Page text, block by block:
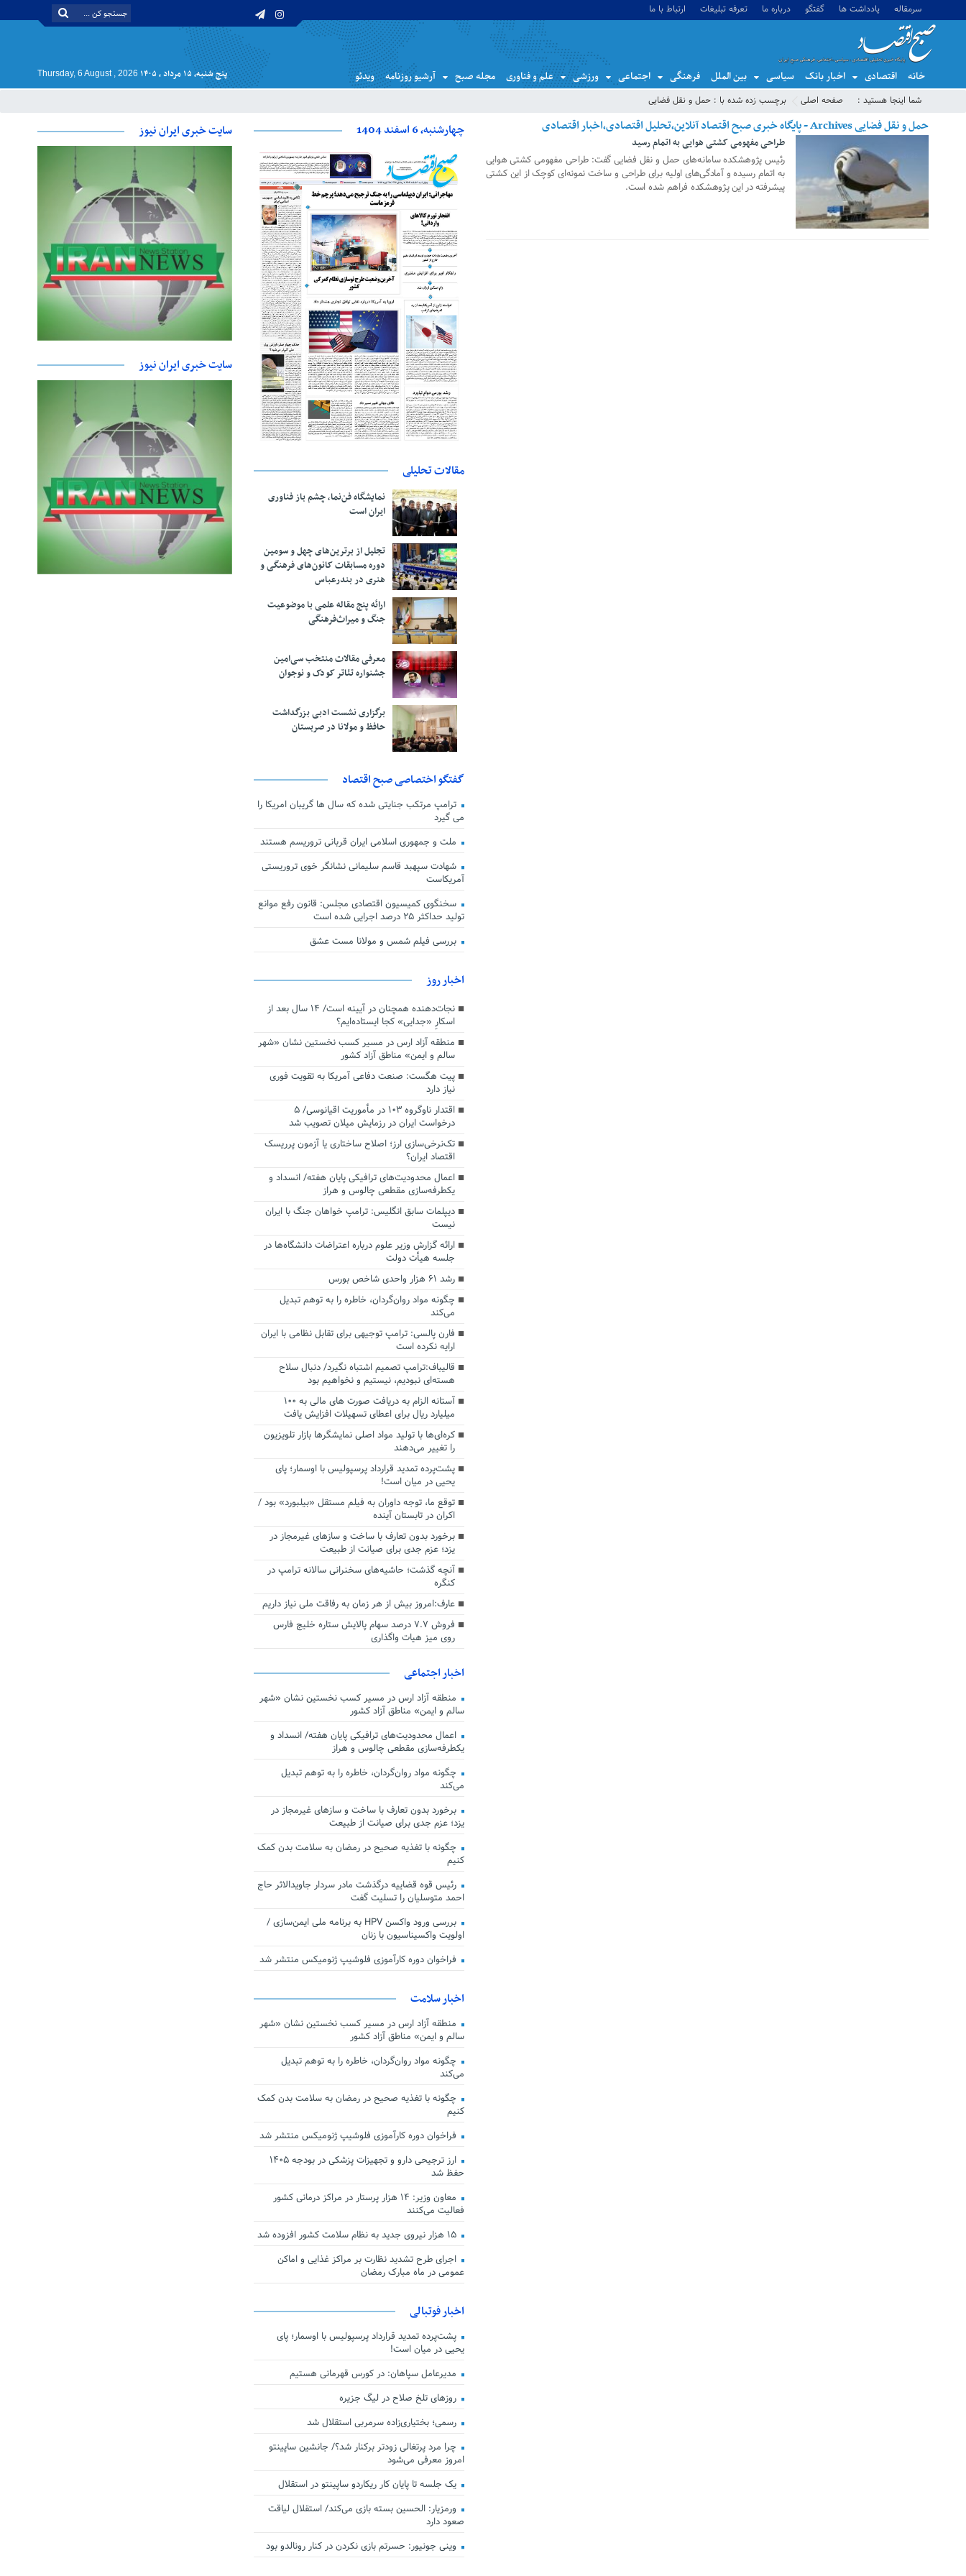
سرمقاله یادداشت ها گفتگو درباره ما تعرفه تبلیغات ارتباط با ما
خانه اقتصادی اخبار بانک سیاسی بین الملل فرهنگی اجتماعی ورزشی علم و فناوری مجله صبح آرشیو روزنامه ویدئو پنج شنبه, ۱۵ مرداد , ۱۴۰۵ Thursday, 6 August , 2026
شما اینجا هستید : صفحه اصلی برچسب زده شده با : حمل و نقل فضایی
حمل و نقل فضایی Archives - پایگاه خبری صبح اقتصاد آنلاین،تحلیل اقتصادی،اخبار اقتصادی
طراحی مفهومی کشتی هوایی به اتمام رسید
رئیس پژوهشکده سامانه‌های حمل و نقل فضایی گفت: طراحی مفهومی کشتی هوایی
به اتمام رسیده و آمادگی‌های اولیه برای طراحی و ساخت نمونه‌ای کوچک از این کشتی
پیشرفته در این پژوهشکده فراهم شده است.
چهارشنبه، 6 اسفند 1404
مقالات تحلیلی
نمایشگاه فن‌نما، چشم باز فناوری
ایران است
تجلیل از بر‌ترین‌های چهل و سومین
دوره مسابقات کانون‌های فرهنگی و
هنری در بندرعباس
ارائه پنج مقاله علمی با موضوعیت
جنگ و میراث‌فرهنگی
معرفی مقالات منتخب سی‌امین
جشنواره تئاتر کودک و نوجوان
برگزاری نشست ادبی بزرگداشت
حافظ و مولانا در صربستان
گفتگو اختصاصی صبح اقتصاد
ترامپ مرتکب جنایتی شده که سال ها گریبان امریکا را
می گیرد
ملت و جمهوری اسلامی ایران قربانی تروریسم هستند
شهادت سپهبد قاسم سلیمانی نشانگر خوی تروریستی
آمریکاست
سخنگوی کمیسیون اقتصادی مجلس: قانون رفع موانع
تولید حداکثر ۲۵ درصد اجرایی شده است
بررسی فیلم شمس و مولانا مست عشق
اخبار روز
نجات‌دهنده‌ همچنان در آیینه است/ ۱۴ سال بعد از
اسکارِ «جدایی» کجا ایستاده‌ایم؟
منطقه آزاد ارس در مسیر کسب نخستین نشان «شهر
سالم و ایمن» مناطق آزاد کشور
پیت هگست: صنعت دفاعی آمریکا به تقویت فوری
نیاز دارد
اقتدار ناوگروه ۱۰۳ در مأموریت‌ اقیانوسی/ ۵
درخواست ایران در رزمایش میلان تصویب شد
تک‌نرخی‌سازی ارز؛ اصلاح ساختاری یا آزمون پرریسک
اقتصاد ایران؟
اعمال محدودیت‌های ترافیکی پایان هفته/ انسداد و
یکطرفه‌سازی مقطعی چالوس و هراز
دیپلمات سابق انگلیس:‌ ترامپ خواهان جنگ با ایران
نیست
ارائه گزارش وزیر علوم درباره اعتراضات دانشگاه‌ها در
جلسه هیأت دولت
رشد ۶۱ هزار واحدی شاخص بورس
چگونه مواد روان‌گردان، خاطره را به توهم تبدیل
می‌کند
فارن پالسی: ترامپ توجیهی برای تقابل نظامی با ایران
ارایه نکرده است
قالیباف:ترامپ تصمیم اشتباه نگیرد/ دنبال سلاح
هسته‌ای نبودیم، نیستیم و نخواهیم بود
آستانه الزام به دریافت صورت های مالی به ۱۰۰
میلیارد ریال برای اعطای تسهیلات افزایش یافت
کره‌ای‌ها با تولید مواد اصلی نمایشگرها بازار تلویزیون
را تغییر می‌دهند
پشت‌پرده تمدید قرارداد پرسپولیس با اوسمار؛ پای
یحیی در میان است!
توقع ما، توجه داوران به فیلم مستقل «بیلبورد» بود /
اکران در تابستان آینده
برخورد بدون تعارف با ساخت‌ و سازهای غیرمجاز در
یزد؛ عزم جدی برای صیانت از طبیعت
آنچه گذشت؛ حاشیه‌های سخنرانی سالانه ترامپ در
کنگره
عارف:امروز بیش از هر زمان به رفاقت ملی نیاز داریم
فروش ۷.۷ درصد سهام پالایش ستاره خلیج فارس
روی میز هیات واگذاری
اخبار اجتماعی
منطقه آزاد ارس در مسیر کسب نخستین نشان «شهر
سالم و ایمن» مناطق آزاد کشور
اعمال محدودیت‌های ترافیکی پایان هفته/ انسداد و
یکطرفه‌سازی مقطعی چالوس و هراز
چگونه مواد روان‌گردان، خاطره را به توهم تبدیل
می‌کند
برخورد بدون تعارف با ساخت‌ و سازهای غیرمجاز در
یزد؛ عزم جدی برای صیانت از طبیعت
چگونه با تغذیه صحیح در رمضان به سلامت بدن کمک
کنیم
رئیس قوه قضاییه درگذشت مادر سردار جاویدالاثر حاج
احمد متوسلیان را تسلیت گفت
بررسی ورود واکسن HPV به برنامه ملی ایمن‌سازی /
اولویت واکسیناسیون با زنان
فراخوان دوره کارآموزی فلوشیپ ژنومیکس منتشر شد
اخبار سلامت
منطقه آزاد ارس در مسیر کسب نخستین نشان «شهر
سالم و ایمن» مناطق آزاد کشور
چگونه مواد روان‌گردان، خاطره را به توهم تبدیل
می‌کند
چگونه با تغذیه صحیح در رمضان به سلامت بدن کمک
کنیم
فراخوان دوره کارآموزی فلوشیپ ژنومیکس منتشر شد
ارز ترجیحی دارو و تجهیزات پزشکی در بودجه ۱۴۰۵
حفظ شد
معاون وزیر: ۱۴ هزار پرستار در مراکز درمانی کشور
فعالیت می‌کنند
۱۵ هزار نیروی جدید به نظام سلامت کشور افزوده شد
اجرای طرح تشدید نظارت بر مراکز غذایی و اماکن
عمومی در ماه مبارک رمضان
اخبار فوتبالی
پشت‌پرده تمدید قرارداد پرسپولیس با اوسمار؛ پای
یحیی در میان است!
مدیرعامل سپاهان: در کورس قهرمانی هستیم
روزهای تلخ صلاح در لیگ جزیره
رسمی؛ بختیاری‌زاده سرمربی استقلال شد
چرا مرد پرتغالی زودتر برکنار شد؟/ جانشین ساپینتو
امروز معرفی می‌شود
یک جلسه تا پایان کار ریکاردو ساپینتو در استقلال
ورمزیار: الحسین بسته بازی می‌کند/ استقلال لیاقت
صعود دارد
وینی جونیور: حسرتم بازی نکردن در کنار رونالدو بود
سایت خبری ایران نیوز
سایت خبری ایران نیوز